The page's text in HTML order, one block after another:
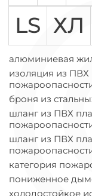
LS ХЛ
алюминиевая
изоляция из ПВХ
броня из
шланг из ПВХ
шланг из ПВХ
категория
пониженное
холодостойкое